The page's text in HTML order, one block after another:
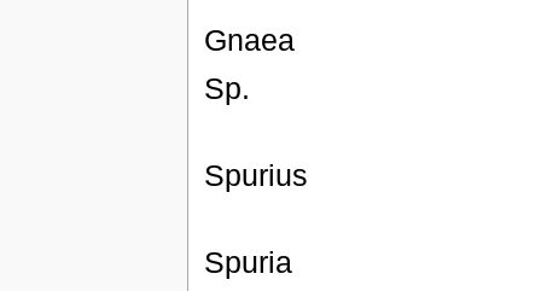
Gnaea
Sp.
Spurius
Spuria